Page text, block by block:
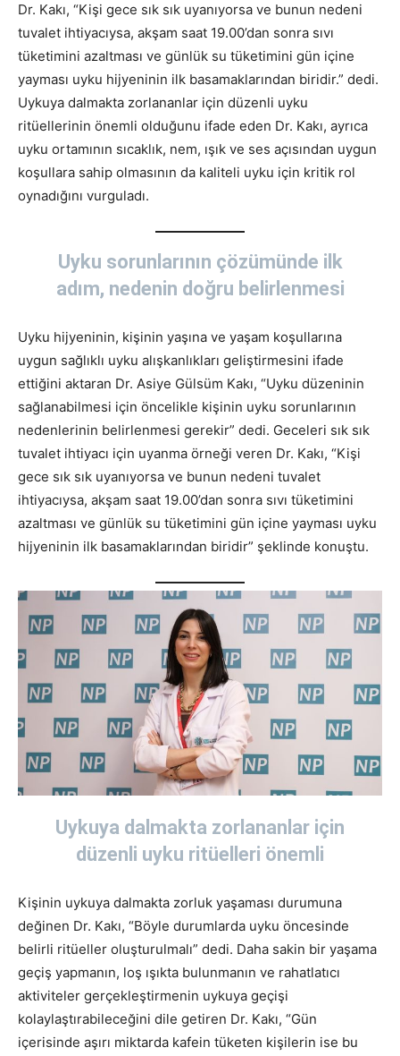
Dr. Kakı, “Kişi gece sık sık uyanıyorsa ve bunun nedeni
tuvalet ihtiyacıysa, akşam saat 19.00’dan sonra sıvı
tüketimini azaltması ve günlük su tüketimini gün içine
yayması uyku hijyeninin ilk basamaklarından biridir.” dedi.
Uykuya dalmakta zorlananlar için düzenli uyku
ritüellerinin önemli olduğunu ifade eden Dr. Kakı, ayrıca
uyku ortamının sıcaklık, nem, ışık ve ses açısından uygun
koşullara sahip olmasının da kaliteli uyku için kritik rol
oynadığını vurguladı.
Uyku sorunlarının çözümünde ilk
adım, nedenin doğru belirlenmesi
Uyku hijyeninin, kişinin yaşına ve yaşam koşullarına
uygun sağlıklı uyku alışkanlıkları geliştirmesini ifade
ettiğini aktaran Dr. Asiye Gülsüm Kakı, “Uyku düzeninin
sağlanabilmesi için öncelikle kişinin uyku sorunlarının
nedenlerinin belirlenmesi gerekir” dedi. Geceleri sık sık
tuvalet ihtiyacı için uyanma örneği veren Dr. Kakı, “Kişi
gece sık sık uyanıyorsa ve bunun nedeni tuvalet
ihtiyacıysa, akşam saat 19.00’dan sonra sıvı tüketimini
azaltması ve günlük su tüketimini gün içine yayması uyku
hijyeninin ilk basamaklarından biridir” şeklinde konuştu.
Uykuya dalmakta zorlananlar için
düzenli uyku ritüelleri önemli
Kişinin uykuya dalmakta zorluk yaşaması durumuna
değinen Dr. Kakı, “Böyle durumlarda uyku öncesinde
belirli ritüeller oluşturulmalı” dedi. Daha sakin bir yaşama
geçiş yapmanın, loş ışıkta bulunmanın ve rahatlatıcı
aktiviteler gerçekleştirmenin uykuya geçişi
kolaylaştırabileceğini dile getiren Dr. Kakı, “Gün
içerisinde aşırı miktarda kafein tüketen kişilerin ise bu